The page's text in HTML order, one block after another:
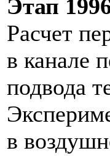
Этап
Расчет
в канале
подвода
в